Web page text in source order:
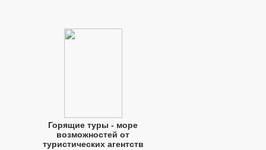
Горящие туры - море
возможностей от
туристических агентств